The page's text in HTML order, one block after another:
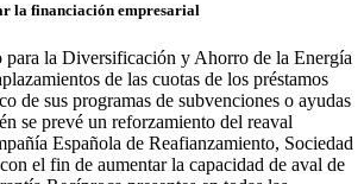
la financiación empresarial
para la Diversificación y Ahorro de la Energía
de las cuotas de los préstamos
de sus programas de subvenciones o ayudas
se prevé un reforzamiento del reaval
Española de Reafianzamiento, Sociedad
el fin de aumentar la capacidad de aval de